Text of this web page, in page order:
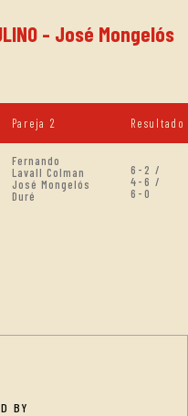
- José Mongelós
Pareja 2 Resultado
Fernando
Lavall Colman
José Mongelós
Duré
6-2 /
4-6 /
6-0
BY